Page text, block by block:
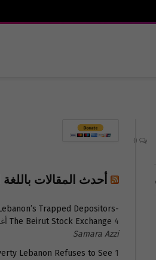
أحدث المقالات باللغة
Trapped Depositors-
The Beirut Stock Exchange 4 أغسطس 2026
Samara Azzi
Lebanon Refuses to See 1